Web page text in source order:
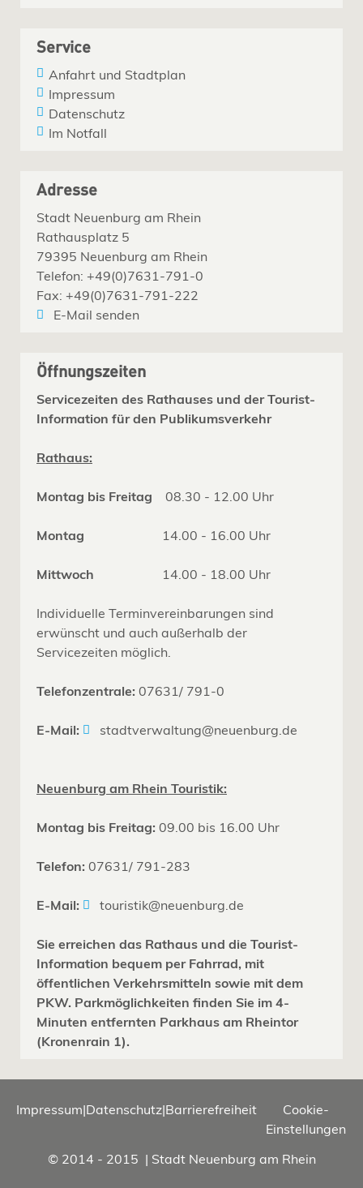
Service
Anfahrt und Stadtplan
Impressum
Datenschutz
Im Notfall
Adresse
Stadt Neuenburg am Rhein
Rathausplatz 5
79395 Neuenburg am Rhein
Telefon: +49(0)7631-791-0
Fax: +49(0)7631-791-222
E-Mail senden
Öffnungszeiten
Servicezeiten des Rathauses und der Tourist-
Information für den Publikumsverkehr
Rathaus:
Montag bis Freitag 08.30 - 12.00 Uhr
Montag 14.00 - 16.00 Uhr
Mittwoch 14.00 - 18.00 Uhr
Individuelle Terminvereinbarungen sind
erwünscht und auch außerhalb der
Servicezeiten möglich.
Telefonzentrale: 07631/ 791-0
E-Mail: stadtverwaltung@neuenburg.de
Neuenburg am Rhein Touristik:
Montag bis Freitag: 09.00 bis 16.00 Uhr
Telefon: 07631/ 791-283
E-Mail: touristik@neuenburg.de
Sie erreichen das Rathaus und die Tourist-
Information bequem per Fahrrad, mit
öffentlichen Verkehrsmitteln sowie mit dem
PKW. Parkmöglichkeiten finden Sie im 4-
Minuten entfernten Parkhaus am Rheintor
(Kronenrain 1).
Impressum|Datenschutz|Barrierefreiheit
Cookie-
Einstellungen
© 2014 - 2015 | Stadt Neuenburg am Rhein